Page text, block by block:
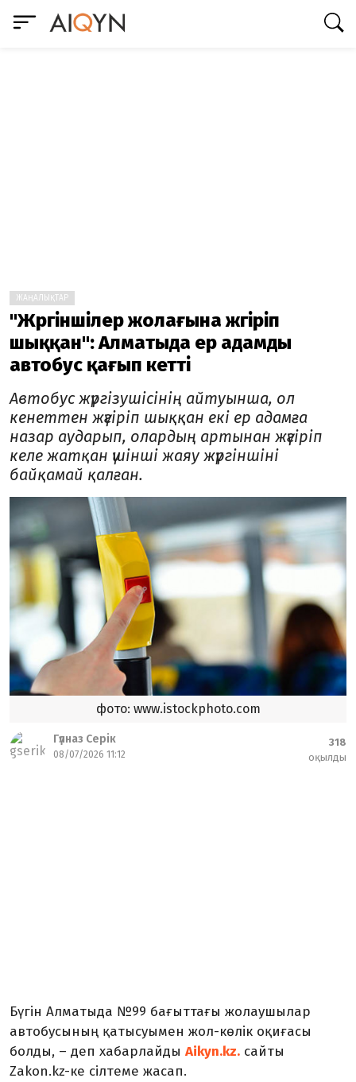
ЖАҢАЛЫҚТАР
"Жүргіншілер жолағына жүгіріп
шыққан": Алматыда ер адамды
автобус қағып кетті
Автобус жүргізушісінің айтуынша, ол
кенеттен жүгіріп шыққан екі ер адамға
назар аударып, олардың артынан жүгіріп
келе жатқан үшінші жаяу жүргіншіні
байқамай қалған.
фото: www.istockphoto.com
Гүлназ Серік
08/07/2026 11:12
318
оқылды
Бүгін Алматыда №99 бағыттағы жолаушылар
автобусының қатысуымен жол-көлік оқиғасы
болды, – деп хабарлайды Aikyn.kz. сайты
Zakon.kz-ке сілтеме жасап.